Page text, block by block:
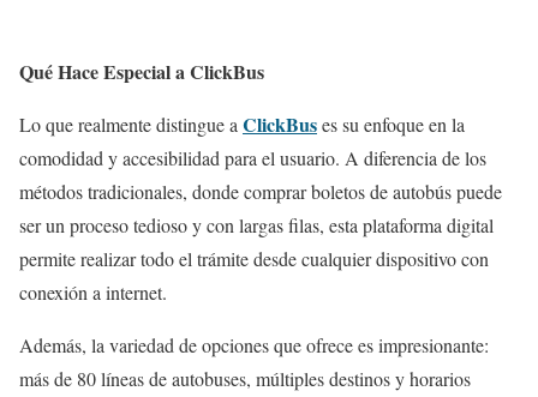
Qué Hace Especial a ClickBus
Lo que realmente distingue aClickBuses su enfoque en la
comodidad y accesibilidad para el usuario. A diferencia de los
métodos tradicionales, donde comprar boletos de autobús puede
ser un proceso tedioso y con largas filas, esta plataforma digital
permite realizar todo el trámite desde cualquier dispositivo con
conexión a internet.
Además, la variedad de opciones que ofrece es impresionante:
más de 80 líneas de autobuses, múltiples destinos y horarios